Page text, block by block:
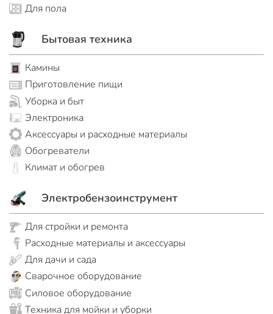
Для пола
Бытовая техника
Камины
Приготовление пищи
Уборка и быт
Электроника
Аксессуары и расходные материалы
Обогреватели
Климат и обогрев
Электробензоинструмент
Для стройки и ремонта
Расходные материалы и аксессуары
Для дачи и сада
Сварочное оборудование
Силовое оборудование
Техника для мойки и уборки